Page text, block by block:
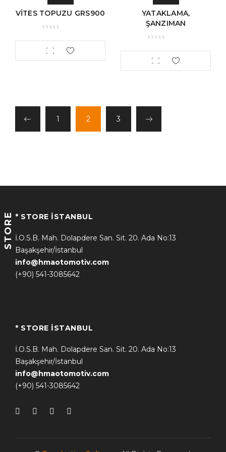
VİTES TOPUZU GRS900
YATAKLAMA,
ŞANZIMAN
1 2 3
STORE * STORE İSTANBUL
İ.O.S.B. Mah. Dolapdere San. Sit. 20. Ada No:13
Başakşehir/İstanbul
info@hmaotomotiv.com
(+90) 541-3085642
* STORE İSTANBUL
İ.O.S.B. Mah. Dolapdere San. Sit. 20. Ada No:13
Başakşehir/İstanbul
info@hmaotomotiv.com
(+90) 541-3085642